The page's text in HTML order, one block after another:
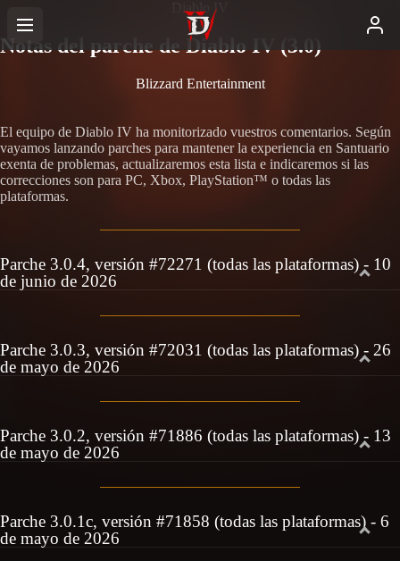
Diablo IV
Notas del parche de Diablo IV (3.0)
Blizzard Entertainment
El equipo de Diablo IV ha monitorizado vuestros comentarios. Según
vayamos lanzando parches para mantener la experiencia en Santuario
exenta de problemas, actualizaremos esta lista e indicaremos si las
correcciones son para PC, Xbox, PlayStation™ o todas las
plataformas.
Parche 3.0.4, versión #72271 (todas las plataformas) - 10
de junio de 2026
Parche 3.0.3, versión #72031 (todas las plataformas) - 26
de mayo de 2026
Parche 3.0.2, versión #71886 (todas las plataformas) - 13
de mayo de 2026
Parche 3.0.1c, versión #71858 (todas las plataformas) - 6
de mayo de 2026